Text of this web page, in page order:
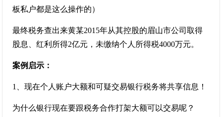
板私户都是这么操作的）
最终税务查出来黄某2015年从其控股的眉山市公司取得
股息、红利所得2亿元，未缴纳个人所得税4000万元。
案例启示：
1、现在个人账户大额和可疑交易银行税务将共享信息！
为什么银行现在要跟税务合作打架大额可以交易呢？